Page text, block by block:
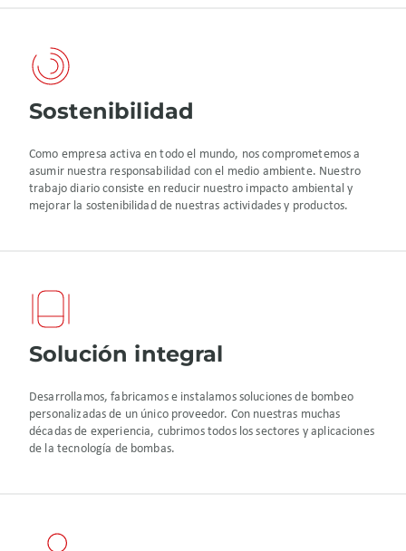
Sostenibilidad
Como empresa activa en todo el mundo, nos comprometemos a
asumir nuestra responsabilidad con el medio ambiente. Nuestro
trabajo diario consiste en reducir nuestro impacto ambiental y
mejorar la sostenibilidad de nuestras actividades y productos.
Solución integral
Desarrollamos, fabricamos e instalamos soluciones de bombeo
personalizadas de un único proveedor. Con nuestras muchas
décadas de experiencia, cubrimos todos los sectores y aplicaciones
de la tecnología de bombas.